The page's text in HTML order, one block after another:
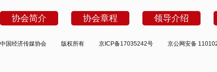
协会简介 协会章程 领导介绍
中国经济传媒协会 版权所有 京ICP备17035242号 京公网安备